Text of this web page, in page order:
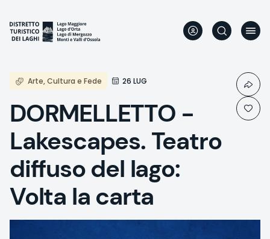
main
content
Arte, Cultura e Fede 26 LUG
DORMELLETTO -
Lakescapes. Teatro
diffuso del lago:
Volta la carta